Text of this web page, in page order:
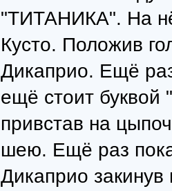
"ТИТАНИКА". На
Кусто. Положив
Дикаприо. Ещё
ещё стоит буквой
привстав на
шею. Ещё раз
Дикаприо